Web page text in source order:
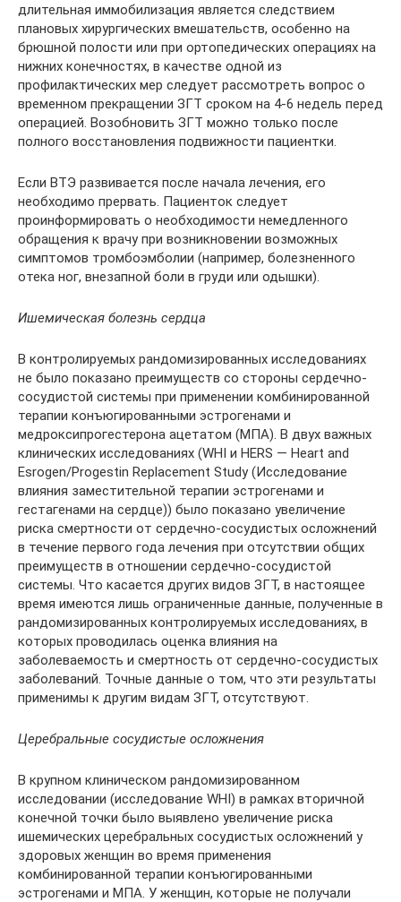
длительная иммобилизация является следствием
плановых хирургических вмешательств, особенно на
брюшной полости или при ортопедических операциях на
нижних конечностях, в качестве одной из
профилактических мер следует рассмотреть вопрос о
временном прекращении ЗГТ сроком на 4-6 недель перед
операцией. Возобновить ЗГТ можно только после
полного восстановления подвижности пациентки.
Если ВТЭ развивается после начала лечения, его
необходимо прервать. Пациенток следует
проинформировать о необходимости немедленного
обращения к врачу при возникновении возможных
симптомов тромбоэмболии (например, болезненного
отека ног, внезапной боли в груди или одышки).
Ишемическая болезнь сердца
В контролируемых рандомизированных исследованиях
не было показано преимуществ со стороны сердечно-
сосудистой системы при применении комбинированной
терапии конъюгированными эстрогенами и
медроксипрогестерона ацетатом (МПА). В двух важных
клинических исследованиях (WHI и HERS — Heart and
Esrogen/Progestin Replacement Study (Исследование
влияния заместительной терапии эстрогенами и
гестагенами на сердце)) было показано увеличение
риска смертности от сердечно-сосудистых осложнений
в течение первого года лечения при отсутствии общих
преимуществ в отношении сердечно-сосудистой
системы. Что касается других видов ЗГТ, в настоящее
время имеются лишь ограниченные данные, полученные в
рандомизированных контролируемых исследованиях, в
которых проводилась оценка влияния на
заболеваемость и смертность от сердечно-сосудистых
заболеваний. Точные данные о том, что эти результаты
применимы к другим видам ЗГТ, отсутствуют.
Церебральные сосудистые осложнения
В крупном клиническом рандомизированном
исследовании (исследование WHI) в рамках вторичной
конечной точки было выявлено увеличение риска
ишемических церебральных сосудистых осложнений у
здоровых женщин во время применения
комбинированной терапии конъюгированными
эстрогенами и МПА. У женщин, которые не получали